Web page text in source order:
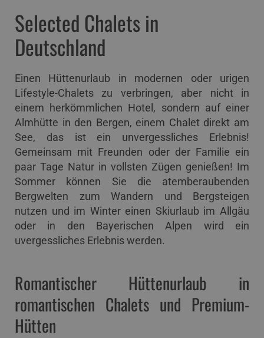
Selected Chalets in
Deutschland
Einen Hüttenurlaub in modernen oder urigen
Lifestyle-Chalets zu verbringen, aber nicht in
einem herkömmlichen Hotel, sondern auf einer
Almhütte in den Bergen, einem Chalet direkt am
See, das ist ein unvergessliches Erlebnis!
Gemeinsam mit Freunden oder der Familie ein
paar Tage Natur in vollsten Zügen genießen! Im
Sommer können Sie die atemberaubenden
Bergwelten zum Wandern und Bergsteigen
nutzen und im Winter einen Skiurlaub im Allgäu
oder in den Bayerischen Alpen wird ein
uvergessliches Erlebnis werden.
Romantischer Hüttenurlaub in
romantischen Chalets und Premium-
Hütten